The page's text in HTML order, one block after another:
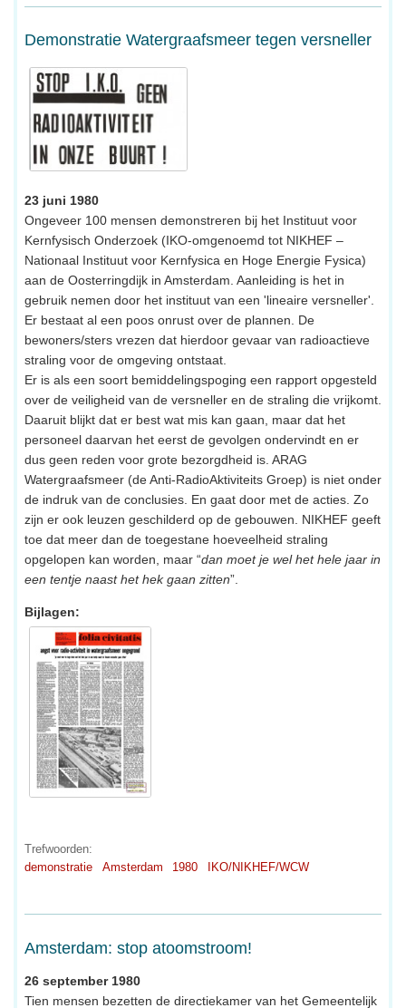
Demonstratie Watergraafsmeer tegen versneller
23 juni 1980
Ongeveer 100 mensen demonstreren bij het Instituut voor
Kernfysisch Onderzoek (IKO-omgenoemd tot NIKHEF –
Nationaal Instituut voor Kernfysica en Hoge Energie Fysica)
aan de Oosterringdijk in Amsterdam. Aanleiding is het in
gebruik nemen door het instituut van een 'lineaire versneller'.
Er bestaat al een poos onrust over de plannen. De
bewoners/sters vrezen dat hierdoor gevaar van radioactieve
straling voor de omgeving ontstaat.
Er is als een soort bemiddelingspoging een rapport opgesteld
over de veiligheid van de versneller en de straling die vrijkomt.
Daaruit blijkt dat er best wat mis kan gaan, maar dat het
personeel daarvan het eerst de gevolgen ondervindt en er
dus geen reden voor grote bezorgdheid is. ARAG
Watergraafsmeer (de Anti-RadioAktiviteits Groep) is niet onder
de indruk van de conclusies. En gaat door met de acties. Zo
zijn er ook leuzen geschilderd op de gebouwen. NIKHEF geeft
toe dat meer dan de toegestane hoeveelheid straling
opgelopen kan worden, maar “dan moet je wel het hele jaar in
een tentje naast het hek gaan zitten”.
Bijlagen:
Trefwoorden:
demonstratie
Amsterdam 1980 IKO/NIKHEF/WCW
Amsterdam: stop atoomstroom!
26 september 1980
Tien mensen bezetten de directiekamer van het Gemeentelijk